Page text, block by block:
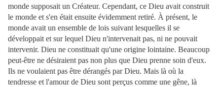
monde supposait un Créateur. Cependant, ce Dieu avait construit
le monde et s'en était ensuite évidemment retiré. À présent, le
monde avait un ensemble de lois suivant lesquelles il se
développait et sur lequel Dieu n'intervenait pas, ni ne pouvait
intervenir. Dieu ne constituait qu'une origine lointaine. Beaucoup
peut-être ne désiraient pas non plus que Dieu prenne soin d'eux.
Ils ne voulaient pas être dérangés par Dieu. Mais là où la
tendresse et l'amour de Dieu sont perçus comme une gêne, là